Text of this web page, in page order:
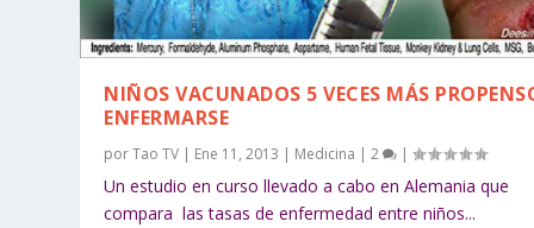
NIÑOS VACUNADOS 5 VECES MÁS
ENFERMARSE
porTao TV | Ene 11, 2013 | Medicina |2 |
Un estudio en curso llevado a cabo en Alemania que
compara las tasas de enfermedad entre niños...